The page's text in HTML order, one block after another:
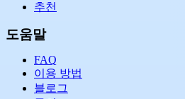
추천
도움말
FAQ
이용 방법
블로그